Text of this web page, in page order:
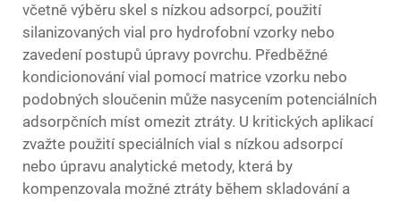
včetně výběru skel s nízkou adsorpcí, použití
silanizovaných vial pro hydrofobní vzorky nebo
zavedení postupů úpravy povrchu. Předběžné
kondicionování vial pomocí matrice vzorku nebo
podobných sloučenin může nasycením potenciálních
adsorpčních míst omezit ztráty. U kritických aplikací
zvažte použití speciálních vial s nízkou adsorpcí
nebo úpravu analytické metody, která by
kompenzovala možné ztráty během skladování a